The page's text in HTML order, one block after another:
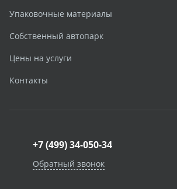
Упаковочные материалы
Собственный автопарк
Цены на услуги
Контакты
+7 (499) 34-050-34
Обратный звонок